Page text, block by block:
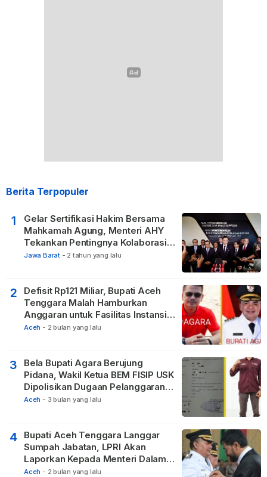
Berita Terpopuler
1
Gelar Sertifikasi Hakim Bersama
Mahkamah Agung, Menteri AHY
Tekankan Pentingnya Kolaborasi
untuk Hadirkan Keadilan bagi
Jawa Barat - 2 tahun yang lalu
2
Defisit Rp121 Miliar, Bupati Aceh
Tenggara Malah Hamburkan
Anggaran untuk Fasilitas Instansi
Vertikal
Aceh - 2 bulan yang lalu
3
Bela Bupati Agara Berujung
Pidana, Wakil Ketua BEM FISIP USK
Dipolisikan Dugaan Pelanggaran
Privasi dan UU ITE
Aceh - 3 bulan yang lalu
4
Bupati Aceh Tenggara Langgar
Sumpah Jabatan, LPRI Akan
Laporkan Kepada Menteri Dalam
Negeri
Aceh - 2 bulan yang lalu